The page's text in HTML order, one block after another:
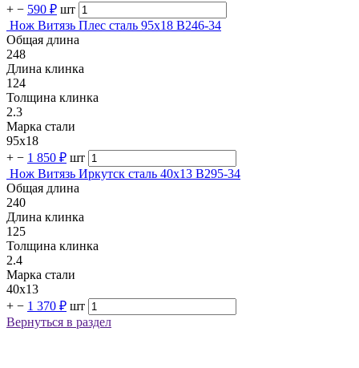
+ − 590 ₽ шт
Нож Витязь Плес сталь 95х18 B246-34
Общая длина
248
Длина клинка
124
Толщина клинка
2.3
Марка стали
95х18
+ − 1 850 ₽ шт
Нож Витязь Иркутск сталь 40х13 B295-34
Общая длина
240
Длина клинка
125
Толщина клинка
2.4
Марка стали
40х13
+ − 1 370 ₽ шт
Вернуться в раздел